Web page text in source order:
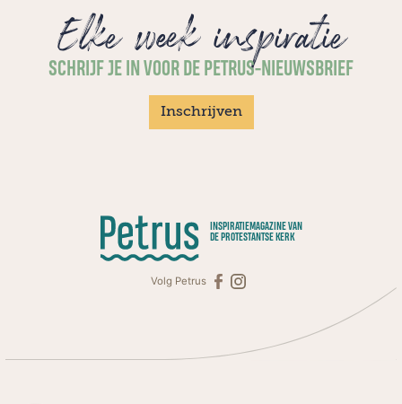
Elke week inspiratie
SCHRIJF JE IN VOOR DE PETRUS-NIEUWSBRIEF
Inschrijven
INSPIRATIEMAGAZINE VAN
DE PROTESTANTSE KERK
Volg Petrus